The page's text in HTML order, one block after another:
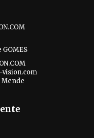
vision.com
Mende